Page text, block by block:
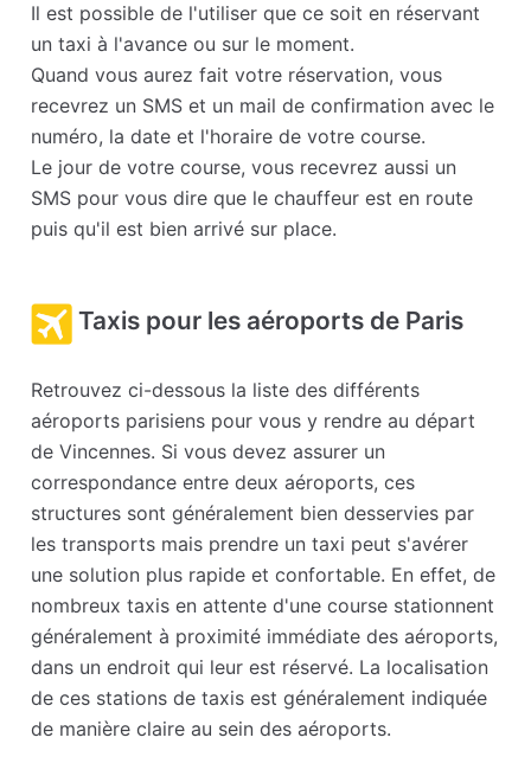
Il est possible de l'utiliser que ce soit en réservant
un taxi à l'avance ou sur le moment.
Quand vous aurez fait votre réservation, vous
recevrez un SMS et un mail de confirmation avec le
numéro, la date et l'horaire de votre course.
Le jour de votre course, vous recevrez aussi un
SMS pour vous dire que le chauffeur est en route
puis qu'il est bien arrivé sur place.
Taxis pour les aéroports de Paris
Retrouvez ci-dessous la liste des différents
aéroports parisiens pour vous y rendre au départ
de Vincennes. Si vous devez assurer un
correspondance entre deux aéroports, ces
structures sont généralement bien desservies par
les transports mais prendre un taxi peut s'avérer
une solution plus rapide et confortable. En effet, de
nombreux taxis en attente d'une course stationnent
généralement à proximité immédiate des aéroports,
dans un endroit qui leur est réservé. La localisation
de ces stations de taxis est généralement indiquée
de manière claire au sein des aéroports.